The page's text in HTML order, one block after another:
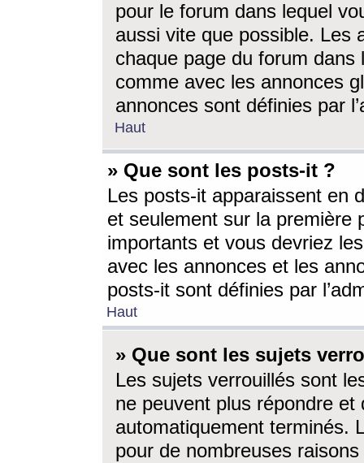
pour le forum dans lequel
aussi vite que possible. Les
chaque page du forum dans
comme avec les annonces
annonces sont définies par
Haut
» Que sont les posts-it ?
Les posts-it apparaissent en
et seulement sur la première
importants et vous devriez
avec les annonces et les
posts-it sont définies par
Haut
» Que sont les sujets
Les sujets verrouillés sont
ne peuvent plus répondre
automatiquement terminés.
pour de nombreuses